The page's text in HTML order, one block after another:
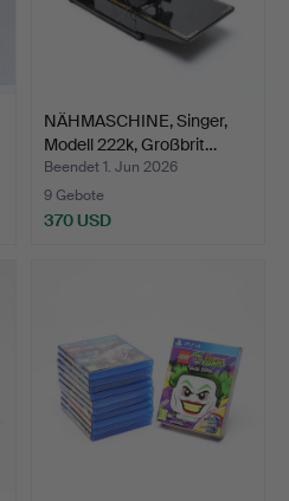
NÄHMASCHINE, Singer,
Modell 222k, Großbrit…
Beendet 1. Jun 2026
9 Gebote
370 USD